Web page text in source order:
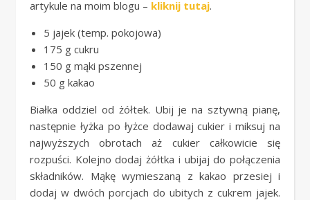
artykule na moim blogu – kliknij tutaj.
5 jajek (temp. pokojowa)
175 g cukru
150 g mąki pszennej
50 g kakao
Białka oddziel od żółtek. Ubij je na sztywną pianę,
następnie łyżka po łyżce dodawaj cukier i miksuj na
najwyższych obrotach aż cukier całkowicie się
rozpuści. Kolejno dodaj żółtka i ubijaj do połączenia
składników. Mąkę wymieszaną z kakao przesiej i
dodaj w dwóch porcjach do ubitych z cukrem jajek.